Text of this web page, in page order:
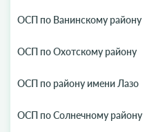
ОСП по Ванинскому району
ОСП по Охотскому району
ОСП по району имени Лазо
ОСП по Солнечному району